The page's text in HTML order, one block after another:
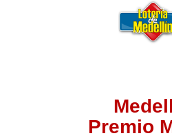
Premio